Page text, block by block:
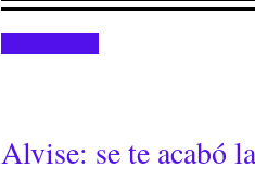
Alvise: se te acabó